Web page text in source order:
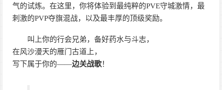
气的试炼。在这里，你将体验到最纯粹的PVE守城激情，最
刺激的PVP夺旗混战，以及最丰厚的顶级奖励。
叫上你的行会兄弟，备好药水与斗志，
在风沙漫天的雁门古道上，
写下属于你的——边关战歌！